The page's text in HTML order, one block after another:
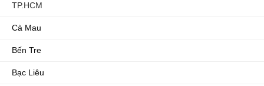
TP.HCM
Cà Mau
Bến Tre
Bạc Liêu